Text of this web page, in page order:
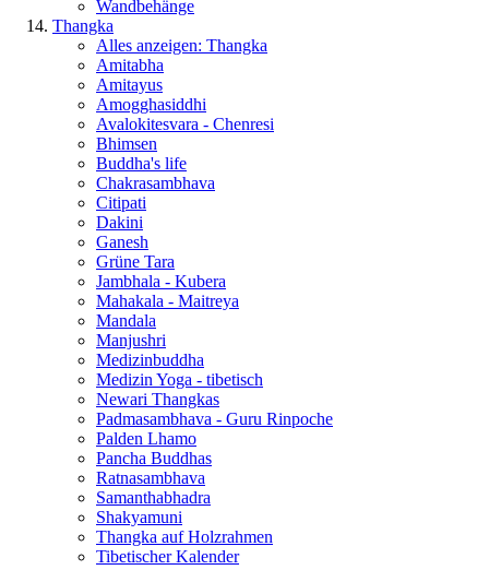
Wandbehänge
Thangka
Alles anzeigen: Thangka
Amitabha
Amitayus
Amogghasiddhi
Avalokitesvara - Chenresi
Bhimsen
Buddha's life
Chakrasambhava
Citipati
Dakini
Ganesh
Grüne Tara
Jambhala - Kubera
Mahakala - Maitreya
Mandala
Manjushri
Medizinbuddha
Medizin Yoga - tibetisch
Newari Thangkas
Padmasambhava - Guru Rinpoche
Palden Lhamo
Pancha Buddhas
Ratnasambhava
Samanthabhadra
Shakyamuni
Thangka auf Holzrahmen
Tibetischer Kalender